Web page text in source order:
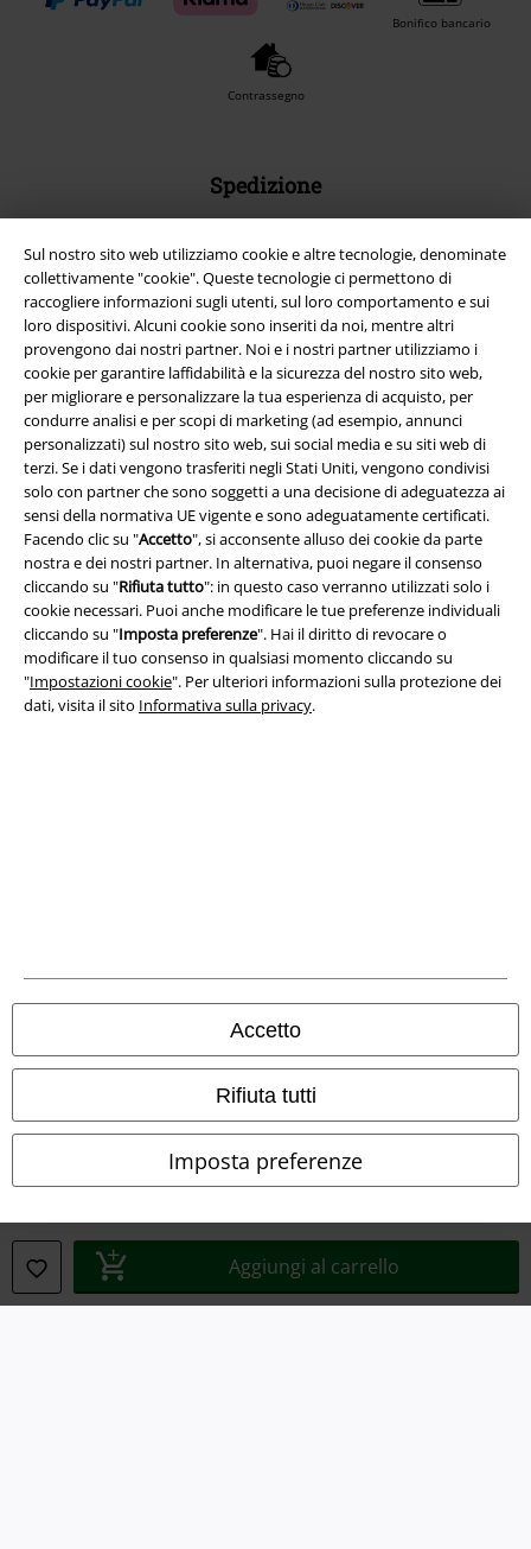
Sul nostro sito web utilizziamo cookie e altre tecnologie, denominate
collettivamente "cookie". Queste tecnologie ci permettono di
raccogliere informazioni sugli utenti, sul loro comportamento e sui
loro dispositivi. Alcuni cookie sono inseriti da noi, mentre altri
provengono dai nostri partner. Noi e i nostri partner utilizziamo i
cookie per garantire laffidabilità e la sicurezza del nostro sito web,
per migliorare e personalizzare la tua esperienza di acquisto, per
condurre analisi e per scopi di marketing (ad esempio, annunci
personalizzati) sul nostro sito web, sui social media e su siti web di
terzi. Se i dati vengono trasferiti negli Stati Uniti, vengono condivisi
solo con partner che sono soggetti a una decisione di adeguatezza ai
sensi della normativa UE vigente e sono adeguatamente certificati.
Facendo clic su "Accetto", si acconsente alluso dei cookie da parte
nostra e dei nostri partner. In alternativa, puoi negare il consenso
cliccando su "Rifiuta tutto": in questo caso verranno utilizzati solo i
cookie necessari. Puoi anche modificare le tue preferenze individuali
cliccando su "Imposta preferenze". Hai il diritto di revocare o
modificare il tuo consenso in qualsiasi momento cliccando su
"Impostazioni cookie". Per ulteriori informazioni sulla protezione dei
dati, visita il sito Informativa sulla privacy.
Accetto
Rifiuta tutti
Imposta preferenze
Aggiungi al carrello
Bonifico bancario
Contrassegno
Spedizione
App EMP
Scarica la nuova app di EMP!
A Warner Music Group Company
Legge sulla Privacy
Smaltimento rifiuti e protezione dell’ambiente
Informazioni sull'accessibilità
Impostazioni cookie
Esercita Recesso